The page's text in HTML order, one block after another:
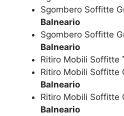
Sgombero Soffitte
Balneario
Sgombero Soffitte
Balneario
Ritiro Mobili Soffitte
Ritiro Mobili Soffitte
Balneario
Ritiro Mobili Soffitte
Balneario